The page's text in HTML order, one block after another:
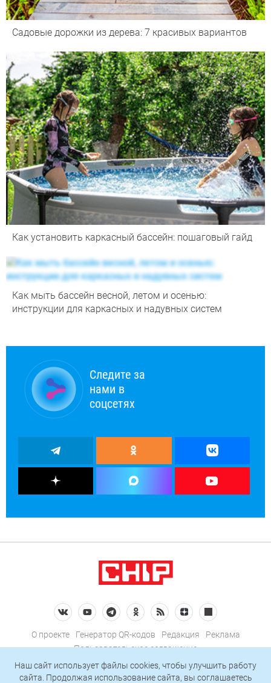
Садовые дорожки из дерева: 7 красивых вариантов
Как установить каркасный бассейн: пошаговый гайд
Как мыть бассейн весной, летом и осенью:
инструкции для каркасных и надувных систем
Следите за
нами в
соцсетях
О проекте Генератор QR-кодов Редакция
Реклама
Пользовательское соглашение
Политика конфиденциальности
Наш сайт использует файлы cookies, чтобы улучшить работу
сайта. Продолжая использование сайта, вы соглашаетесь